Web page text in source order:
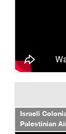
Israeli
Palestinian